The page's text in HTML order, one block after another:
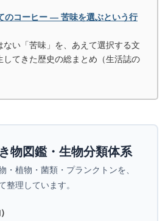
のコーヒー ― 苦味を選ぶという行
い「苦味」を、あえて選択する文
してきた歴史の総まとめ（生活誌の
物図鑑・生物分類体系
・植物・菌類・プランクトンを、
整理しています。